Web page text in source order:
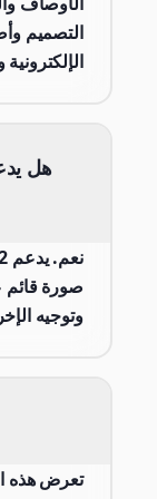
التصميم
صورة قائم
وتوجيه